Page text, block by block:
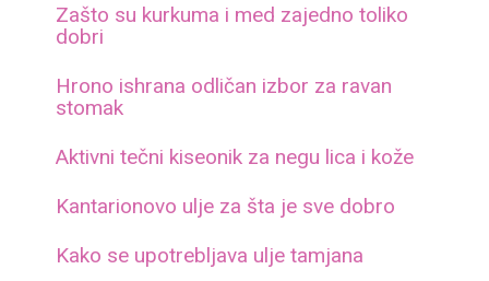
Zašto su kurkuma i med zajedno toliko
dobri
Hrono ishrana odličan izbor za ravan
stomak
Aktivni tečni kiseonik za negu lica i kože
Kantarionovo ulje za šta je sve dobro
Kako se upotrebljava ulje tamjana